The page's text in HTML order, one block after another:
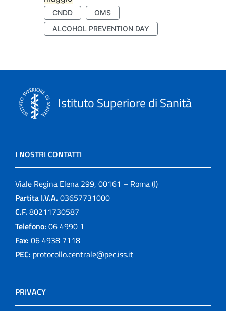
CNDD
OMS
ALCOHOL PREVENTION DAY
Istituto Superiore di Sanità
I NOSTRI CONTATTI
Viale Regina Elena 299, 00161 – Roma (I)
Partita I.V.A. 03657731000
C.F. 80211730587
Telefono: 06 4990 1
Fax: 06 4938 7118
PEC: protocollo.centrale@pec.iss.it
PRIVACY